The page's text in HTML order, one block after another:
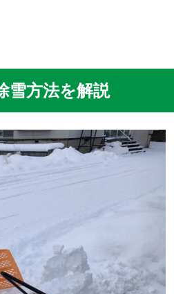
雪方法を解説